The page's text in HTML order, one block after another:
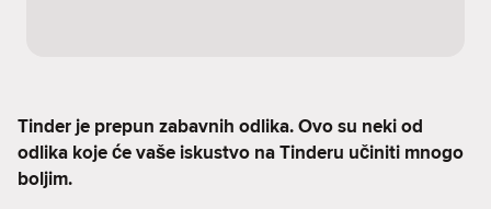
Tinder je prepun zabavnih odlika. Ovo su neki od
odlika koje će vaše iskustvo na Tinderu učiniti mnogo
boljim.